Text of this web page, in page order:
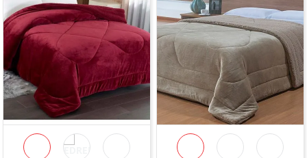
O PRODUTO ACOMPANHA:
- 1 Lençol Superior
- 1 Lençol Inferior
- 2 Fronhas
DIMENSÕES DO PRODUTO
- Lençol Superior: 2,20m x 2,60m
- Lençol Inferior: 1,40m x 2,00m + 40cm (com elástico para
colchões até 40cm)
- 2 unidades de Fronhas: 50cm x 70cm + 7cm